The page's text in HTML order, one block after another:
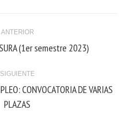
ANTERIOR
(1er semestre 2023)
SIGUIENTE
CONVOCATORIA DE VARIAS
PLAZAS